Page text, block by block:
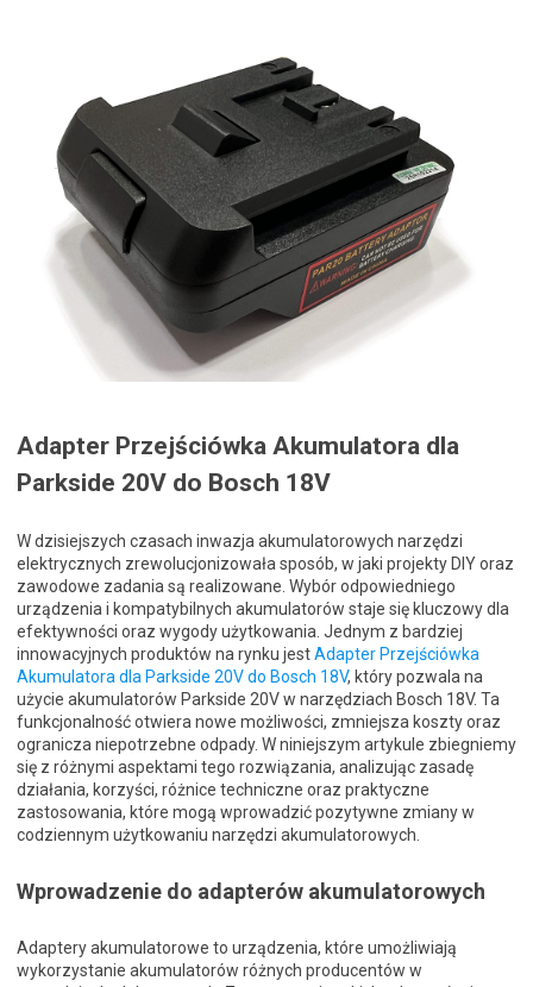
Adapter Przejściówka Akumulatora dla
Parkside 20V do Bosch 18V
W dzisiejszych czasach inwazja akumulatorowych narzędzi
elektrycznych zrewolucjonizowała sposób, w jaki projekty DIY oraz
zawodowe zadania są realizowane. Wybór odpowiedniego
urządzenia i kompatybilnych akumulatorów staje się kluczowy dla
efektywności oraz wygody użytkowania. Jednym z bardziej
innowacyjnych produktów na rynku jestAdapter Przejściówka
Akumulatora dla Parkside 20V do Bosch 18V, który pozwala na
użycie akumulatorów Parkside 20V w narzędziach Bosch 18V. Ta
funkcjonalność otwiera nowe możliwości, zmniejsza koszty oraz
ogranicza niepotrzebne odpady. W niniejszym artykule zbiegniemy
się z różnymi aspektami tego rozwiązania, analizując zasadę
działania, korzyści, różnice techniczne oraz praktyczne
zastosowania, które mogą wprowadzić pozytywne zmiany w
codziennym użytkowaniu narzędzi akumulatorowych.
Wprowadzenie do adapterów akumulatorowych
Adaptery akumulatorowe to urządzenia, które umożliwiają
wykorzystanie akumulatorów różnych producentów w